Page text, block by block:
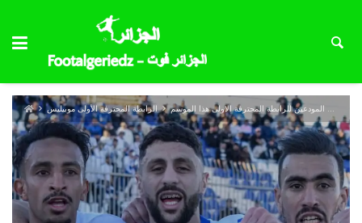
الرابطة المحترفة الأولى موبيليس مولودية البيض أول المودعين للرابطة المحترفة الاولى هذا الموسم